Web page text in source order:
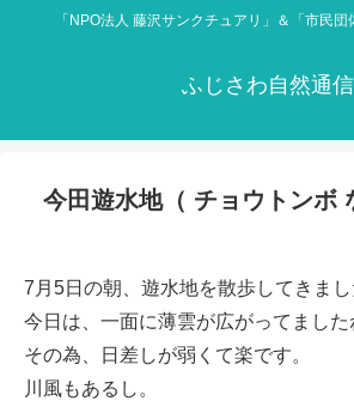
「NPO法人 藤沢サンクチュアリ」＆「市民団
ふじさわ自然通信
今田遊水地（ チョウトンボ
7月5日の朝、遊水地を散歩してきまし
今日は、一面に薄雲が広がってました
その為、日差しが弱くて楽です。
川風もあるし。